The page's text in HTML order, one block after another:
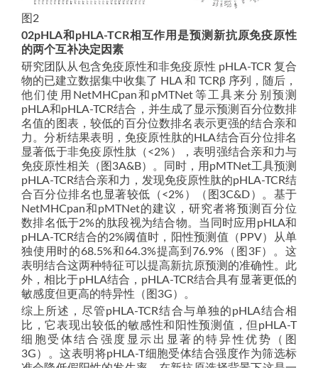
图2
02pHLA和pHLA-TCR相互作用是预测新抗原免疫原性
的两个互补决定因素
研究团队从包含免疫原性和非免疫原性 pHLA-TCR 复合
物的已建立数据集中收集了 HLA 和 TCRβ 序列，随后，
他们使用NetMHCpan和pMTNet等工具来分别预测
pHLA和pHLA-TCR结合，并生成了显示预测百分位数排
名值的图表，较低的百分位数排名表示更强的结合亲和
力。分析结果表明，免疫原性肽的HLA结合百分位排名
显著低于非免疫原性肽（<2%），表明强结合亲和力与
免疫原性相关（图3A&B）。同时，用pMTNet工具预测
pHLA-TCR结合亲和力，发现免疫原性肽的pHLA-TCR结
合百分位排名也显著较低（<2%）（图3C&D）。基于
NetMHCpan和pMTNet的建议，研究者将预测百分位
数排名低于2%的肽段视为结合物。当同时应用pHLA和
pHLA-TCR结合的2%阈值时，阳性预测值（PPV）从单
独使用时的68.5%和64.3%提高到76.9%（图3F）。这
表明结合这两种特征可以提高新抗原预测的准确性。此
外，相比于pHLA结合，pHLA-TCR结合具有显著更低的
敏感度但更高的特异性（图3G）。
综上所述，尽管pHLA-TCR结合与单独的pHLA结合相
比，它表现出较低的敏感性和阳性预测值，但pHLA-T
细胞受体结合强度显示出显著的特异性优势（图
3G）。这表明将pHLA-T细胞受体结合强度作为筛选标